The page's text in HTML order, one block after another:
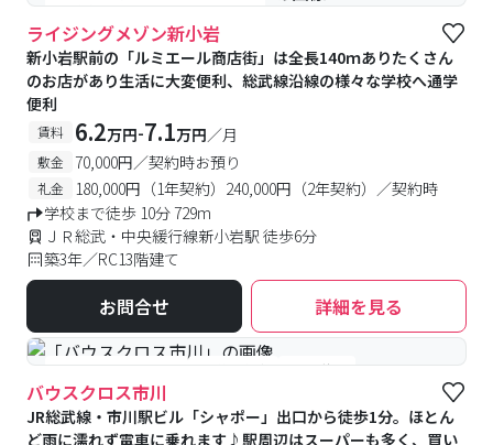
#食事付き #女性専用フロアあり
ライジングメゾン新小岩
新小岩駅前の「ルミエール商店街」は全長140ｍありたくさん
のお店があり生活に大変便利、総武線沿線の様々な学校へ通学
便利
賃料 6.2万円-7.1万円／月
敷金 70,000円／契約時お預り
礼金
180,000円（1年契約）240,000円（2年契約）／契約時
学校まで徒歩 10分 729m
ＪＲ総武・中央緩行線新小岩駅 徒歩6分
築3年／RC13階建て
お問合せ 詳細を見る
#女性専用フロアあり #予約受付中 #空室待ち
バウスクロス市川
JR総武線・市川駅ビル「シャポー」出口から徒歩1分。ほとん
ど雨に濡れず電車に乗れます♪駅周辺はスーパーも多く、買い